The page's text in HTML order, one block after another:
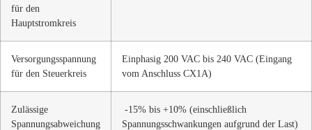
für den
Hauptstromkreis
Versorgungsspannung
für den Steuerkreis
Einphasig 200 VAC bis 240 VAC (Eingang
vom Anschluss CX1A)
Zulässige
Spannungsabweichung
-15% bis +10% (einschließlich
Spannungsschwankungen aufgrund der Last)